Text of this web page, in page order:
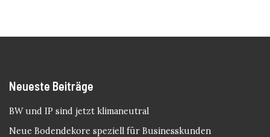
Neueste Beiträge
BW und IP sind jetzt klimaneutral
Neue Bodendekore speziell für Businesskunden